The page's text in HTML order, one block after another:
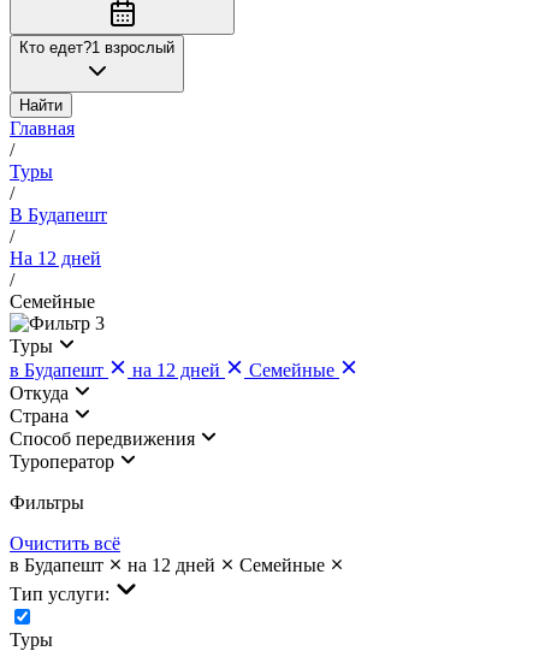
Кто едет?1 взрослый
Найти
Главная
/
Туры
/
В Будапешт
/
На 12 дней
/
Семейные
3
Туры
в Будапешт
на 12 дней
Семейные
Откуда
Страна
Cпособ передвижения
Туроператор
Фильтры
Очистить всё
в Будапешт
на 12 дней
Семейные
Тип услуги:
Туры